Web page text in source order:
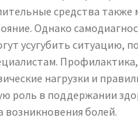
средства также
Однако
усугубить ситуацию,
нагрузки и
роль в поддержании
возникновения болей.